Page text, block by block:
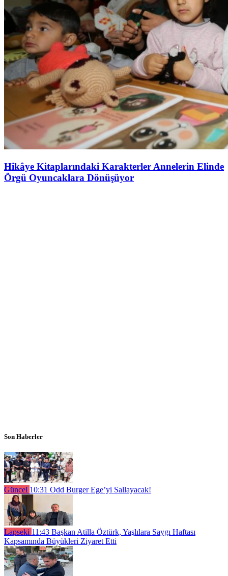
Hikâye Kitaplarındaki Karakterler Annelerin Elinde
Örgü Oyuncaklara Dönüşüyor
Son Haberler
Güncel 10:31 Odd Burger Ege’yi Sallayacak!
Lapseki 11:43 Başkan Atilla Öztürk, Yaşlılara Saygı Haftası
Kapsamında Büyükleri Ziyaret Etti